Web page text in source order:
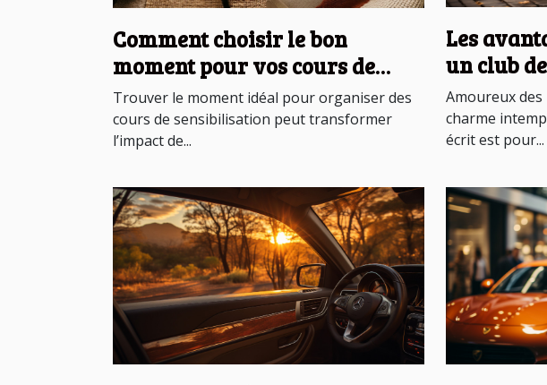
Comment choisir le bon
moment pour vos cours de
sensibilisation ?
Trouver le moment idéal pour organiser des
cours de sensibilisation peut transformer
l’impact de...
Les
un club
véhicules
Amoureux des
charme
écrit est pour...